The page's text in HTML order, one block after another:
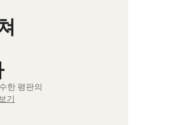
한 평판의
기